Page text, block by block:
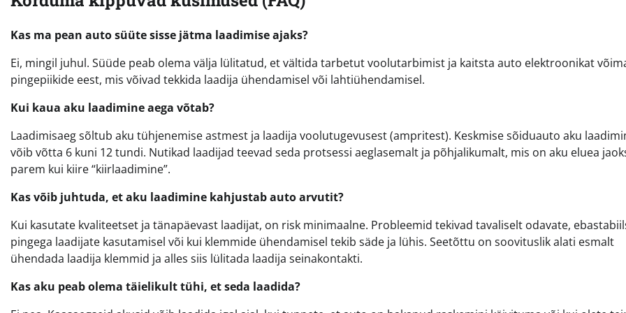
Kas ma pean auto süüte sisse jätma laadimise ajaks?
Ei, mingil juhul. Süüde peab olema välja lülitatud, et vältida tarbetut voolutarbimist ja kaitsta auto elektroonikat
pingepiikide eest, mis võivad tekkida laadija ühendamisel või lahtiühendamisel.
Kui kaua aku laadimine aega võtab?
Laadimisaeg sõltub aku tühjenemise astmest ja laadija voolutugevusest (ampritest). Keskmise sõiduauto aku
võib võtta 6 kuni 12 tundi. Nutikad laadijad teevad seda protsessi aeglasemalt ja põhjalikumalt, mis on aku eluea
parem kui kiire “kiirlaadimine”.
Kas võib juhtuda, et aku laadimine kahjustab auto arvutit?
Kui kasutate kvaliteetset ja tänapäevast laadijat, on risk minimaalne. Probleemid tekivad tavaliselt odavate,
pingega laadijate kasutamisel või kui klemmide ühendamisel tekib säde ja lühis. Seetõttu on soovituslik alati esmalt
ühendada laadija klemmid ja alles siis lülitada laadija seinakontakti.
Kas aku peab olema täielikult tühi, et seda laadida?